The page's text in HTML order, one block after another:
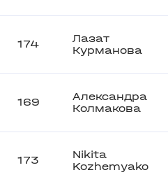
174
Лазат
Курманова
169
Александра
Колмакова
173
Nikita
Kozhemyako